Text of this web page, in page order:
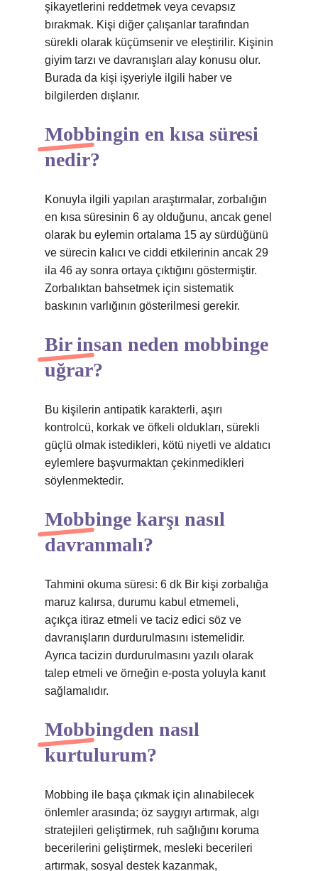
şikayetlerini reddetmek veya cevapsız
bırakmak. Kişi diğer çalışanlar tarafından
sürekli olarak küçümsenir ve eleştirilir. Kişinin
giyim tarzı ve davranışları alay konusu olur.
Burada da kişi işyeriyle ilgili haber ve
bilgilerden dışlanır.
Mobbingin en kısa süresi
nedir?
Konuyla ilgili yapılan araştırmalar, zorbalığın
en kısa süresinin 6 ay olduğunu, ancak genel
olarak bu eylemin ortalama 15 ay sürdüğünü
ve sürecin kalıcı ve ciddi etkilerinin ancak 29
ila 46 ay sonra ortaya çıktığını göstermiştir.
Zorbalıktan bahsetmek için sistematik
baskının varlığının gösterilmesi gerekir.
Bir insan neden mobbinge
uğrar?
Bu kişilerin antipatik karakterli, aşırı
kontrolcü, korkak ve öfkeli oldukları, sürekli
güçlü olmak istedikleri, kötü niyetli ve aldatıcı
eylemlere başvurmaktan çekinmedikleri
söylenmektedir.
Mobbinge karşı nasıl
davranmalı?
Tahmini okuma süresi: 6 dk Bir kişi zorbalığa
maruz kalırsa, durumu kabul etmemeli,
açıkça itiraz etmeli ve taciz edici söz ve
davranışların durdurulmasını istemelidir.
Ayrıca tacizin durdurulmasını yazılı olarak
talep etmeli ve örneğin e-posta yoluyla kanıt
sağlamalıdır.
Mobbingden nasıl
kurtulurum?
Mobbing ile başa çıkmak için alınabilecek
önlemler arasında; öz saygıyı artırmak, algı
stratejileri geliştirmek, ruh sağlığını koruma
becerilerini geliştirmek, mesleki becerileri
artırmak, sosyal destek kazanmak,